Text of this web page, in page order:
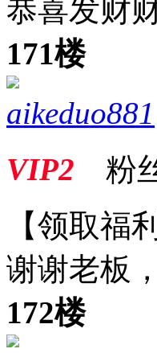
恭喜发财
171楼
aikeduo881
VIP2 粉
【领取福利
谢谢老板
172楼